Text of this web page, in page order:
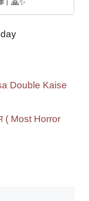
🙏✨
Double Kaise
( Most Horror